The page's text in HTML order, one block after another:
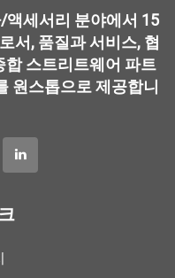
액세서리 분야에서 15
서, 품질과 서비스, 협
합 스트리트웨어 파트
원스톱으로 제공합니